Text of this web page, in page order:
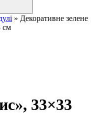
» Декоративне зелене
см
33×33